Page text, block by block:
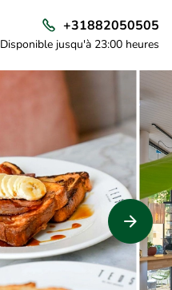
+31882050505
Disponible jusqu'à 23:00 heures